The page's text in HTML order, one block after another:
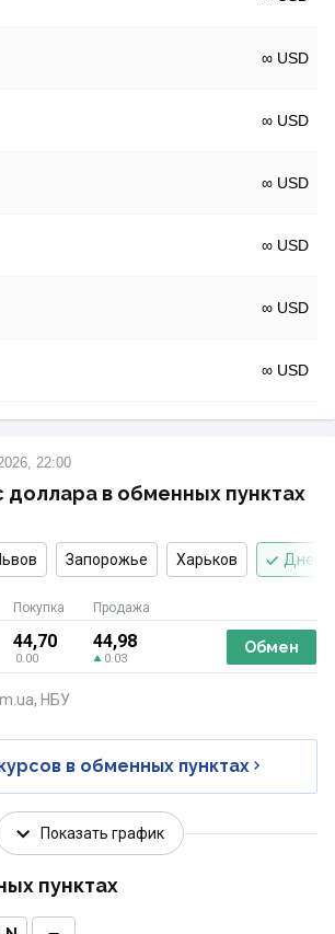
∞ USD
∞ USD
∞ USD
∞ USD
∞ USD
∞ USD
доллара в обменных пунктах
22:00
Запорожье Харьков Днепр
Покупка Продажа
44,70
0.00
44,98
0.03
Обмен
в обменных пунктах
НБУ
Показать график
пунктах